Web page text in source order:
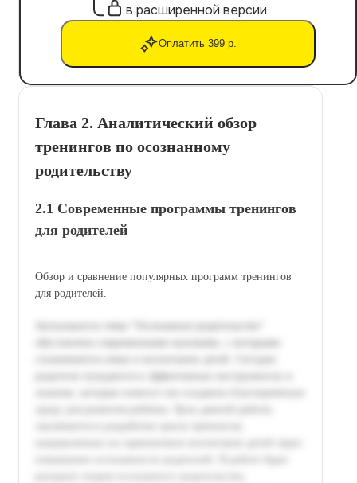
в расширенной версии
Оплатить 399 р.
Глава 2. Аналитический обзор
тренингов по осознанному
родительству
2.1 Современные программы тренингов
для родителей
Обзор и сравнение популярных программ тренингов
для родителей.